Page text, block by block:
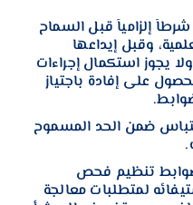
إلزامياً قبل السماح
وقبل إيداعها
يجوز استكمال إجراءات
على إفادة باجتياز
ضمن الحد المسموح
تنظيم فحص
لمتطلبات معالجة